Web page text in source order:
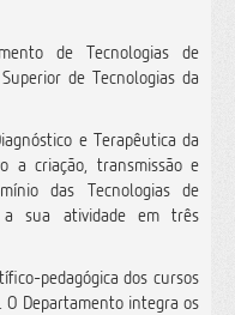
de Tecnologias de
de Tecnologias da
e Terapêutica da
a criação, transmissão e
das Tecnologias de
a sua atividade em três
pedagógica dos cursos
Departamento integra os